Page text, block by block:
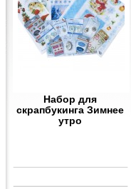
Набор для
скрапбукинга Зимнее
утро